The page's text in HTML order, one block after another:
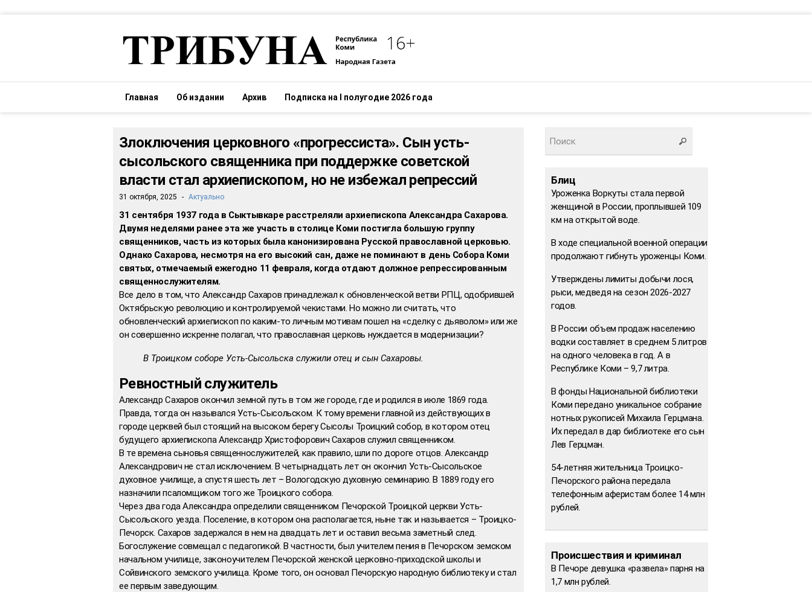
Главная Об издании Архив Подписка на I полугодие 2026 года
Злоключения церковного «прогрессиста». Сын усть-
сысольского священника при поддержке советской
власти стал архиепископом, но не избежал репрессий
31 октября, 2025 - Актуально
31 сентября 1937 года в Сыктывкаре расстреляли архиепископа Александра Сахарова.
Двумя неделями ранее эта же участь в столице Коми постигла большую группу
священников, часть из которых была канонизирована Русской православной церковью.
Однако Сахарова, несмотря на его высокий сан, даже не поминают в день Собора Коми
святых, отмечаемый ежегодно 11 февраля, когда отдают должное репрессированным
священнослужителям.
Все дело в том, что Александр Сахаров принадлежал к обновленческой ветви РПЦ, одобрившей
Октябрьскую революцию и контролируемой чекистами. Но можно ли считать, что
обновленческий архиепископ по каким-то личным мотивам пошел на «сделку с дьяволом» или же
он совершенно искренне полагал, что православная церковь нуждается в модернизации?
В Троицком соборе Усть-Сысольска служили отец и сын Сахаровы.
Ревностный служитель
Александр Сахаров окончил земной путь в том же городе, где и родился в июле 1869 года.
Правда, тогда он назывался Усть-Сысольском. К тому времени главной из действующих в
городе церквей был стоящий на высоком берегу Сысолы Троицкий собор, в котором отец
будущего архиепископа Александр Христофорович Сахаров служил священником.
В те времена сыновья священнослужителей, как правило, шли по дороге отцов. Александр
Александрович не стал исключением. В четырнадцать лет он окончил Усть-Сысольское
духовное училище, а спустя шесть лет – Вологодскую духовную семинарию. В 1889 году его
назначили псаломщиком того же Троицкого собора.
Через два года Александра определили священником Печорской Троицкой церкви Усть-
Сысольского уезда. Поселение, в котором она располагается, ныне так и называется – Троицко-
Печорск. Сахаров задержался в нем на двадцать лет и оставил весьма заметный след.
Богослужение совмещал с педагогикой. В частности, был учителем пения в Печорском земском
начальном училище, законоучителем Печорской женской церковно-приходской школы и
Сойвинского земского училища. Кроме того, он основал Печорскую народную библиотеку и стал
ее первым заведующим.
Блиц
Уроженка Воркуты стала первой
женщиной в России, проплывшей 109
км на открытой воде.
В ходе специальной военной операции
продолжают гибнуть уроженцы Коми.
Утверждены лимиты добычи лося,
рыси, медведя на сезон 2026-2027
годов.
В России объем продаж населению
водки составляет в среднем 5 литров
на одного человека в год. А в
Республике Коми – 9,7 литра.
В фонды Национальной библиотеки
Коми передано уникальное собрание
нотных рукописей Михаила Герцмана.
Их передал в дар библиотеке его сын
Лев Герцман.
54-летняя жительница Троицко-
Печорского района передала
телефонным аферистам более 14 млн
рублей.
Происшествия и криминал
В Печоре девушка «развела» парня на
1,7 млн рублей.